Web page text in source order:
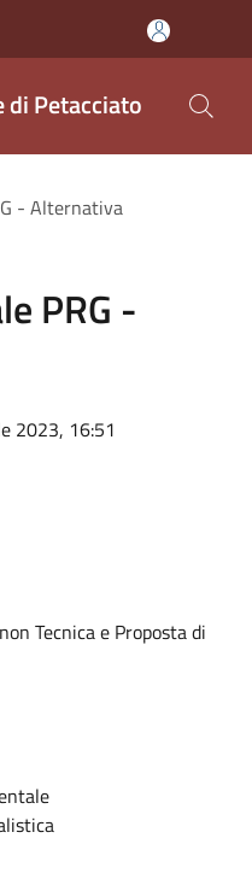
di Petacciato
- Alternativa
PRG -
2023, 16:51
Tecnica e Proposta di